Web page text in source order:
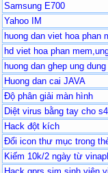
Samsung E700
Yahoo IM
huong dan viet hoa phan
hd viet hoa phan
huong dan ghep ung dung
Huong dan cai JAVA
Độ phân giải màn hình
Diệt virus bằng tay cho
Hack đột kích
Đổi icon thư mục trong
Kiếm 10k/2 ngày từ